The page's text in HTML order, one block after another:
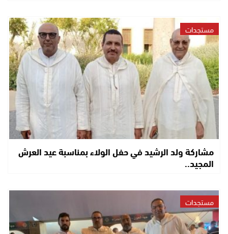
مستجدات
مشاركة ولد الرشيد في حفل الولاء بمناسبة عيد العرش
المجيد..
مستجدات